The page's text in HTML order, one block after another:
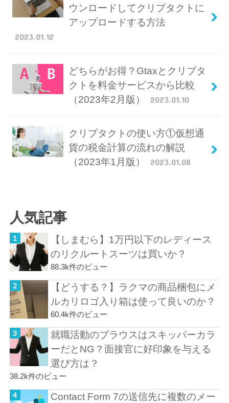
ウンロードしてクリプタクトに
アップロードする方法
2023.01.12
どちらがお得？Gtaxとクリプタ
クトを料金サービスから比較
（2023年2月版）
2023.01.10
クリプタクトの使い方①仮想通
貨の税金計算の流れの解説
（2023年1月版）
2023.01.08
人気記事
【しまむら】1万円以下のレディース
のリクルートスーツは買いか？
88.3k件のビュー
【どうする？】ラクマの商品梱包にメ
ルカリロゴ入り箱は使って良いのか？
60.4k件のビュー
就職活動のブラウスはスキッパーカラ
ーだとNG？面接官に好印象を与える
選び方は？
38.2k件のビュー
Contact Form 7の送信先に複数のメー